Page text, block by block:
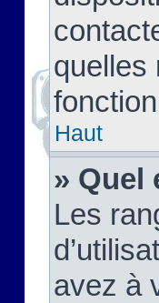
quelles
Haut
» Quel
Les
avez à